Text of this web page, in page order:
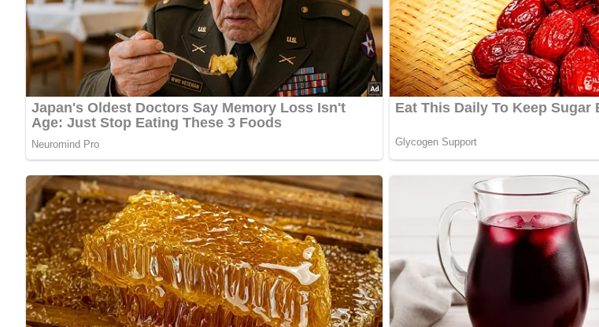
Anzahl der Portionen
Dieses Rezept ist für 4 Personen gedacht. Die Zutatenmengen können nach Bedarf angepasst werden.
Zutaten
1 kg Gemüse nach Wahl (z. B. Brokkoli, Karotten, Blumenkohl)
Salz
50 bis 75 g Butter
Kennst du schon unser tolles DDR-Quiz?Was weißt du noch alles über die DDR?Teste dein Wissen jetzt!